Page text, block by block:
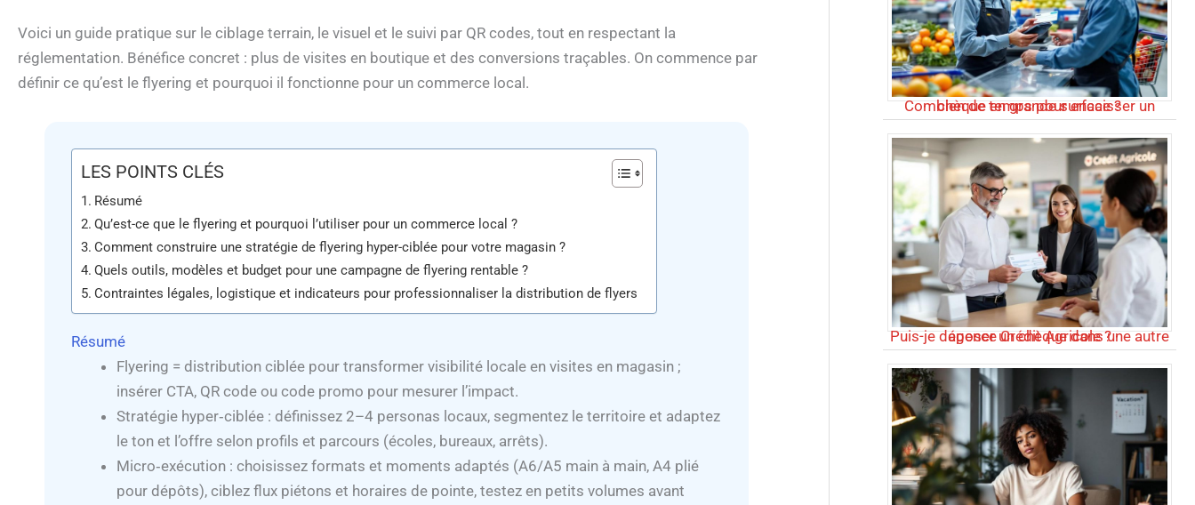
Voici un guide pratique sur le ciblage terrain, le visuel et le suivi par QR codes, tout en respectant la
réglementation. Bénéfice concret : plus de visites en boutique et des conversions traçables. On commence par
définir ce qu’est le flyering et pourquoi il fonctionne pour un commerce local.
LES POINTS CLÉS
Résumé
Qu’est-ce que le flyering et pourquoi l’utiliser pour un commerce local ?
Comment construire une stratégie de flyering hyper-ciblée pour votre magasin ?
Quels outils, modèles et budget pour une campagne de flyering rentable ?
Contraintes légales, logistique et indicateurs pour professionnaliser la distribution de flyers
Résumé
Flyering = distribution ciblée pour transformer visibilité locale en visites en magasin ;
insérer CTA, QR code ou code promo pour mesurer l’impact.
Stratégie hyper‑ciblée : définissez 2–4 personas locaux, segmentez le territoire et adaptez
le ton et l’offre selon profils et parcours (écoles, bureaux, arrêts).
Micro‑exécution : choisissez formats et moments adaptés (A6/A5 main à main, A4 plié
pour dépôts), ciblez flux piétons et horaires de pointe, testez en petits volumes avant
Combien de temps pour encaisser un chèque en grande surface ?
Puis-je déposer un chèque dans une autre agence Crédit Agricole ?